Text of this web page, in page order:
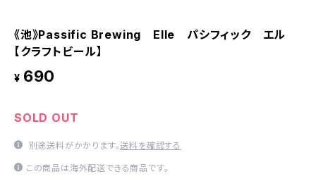
《池》Passific Brewing Elle パシフィック エル
【クラフトビール】
¥ 690
SOLD OUT
別途送料がかかります。送料を確認する
この商品は海外配送できる商品です。